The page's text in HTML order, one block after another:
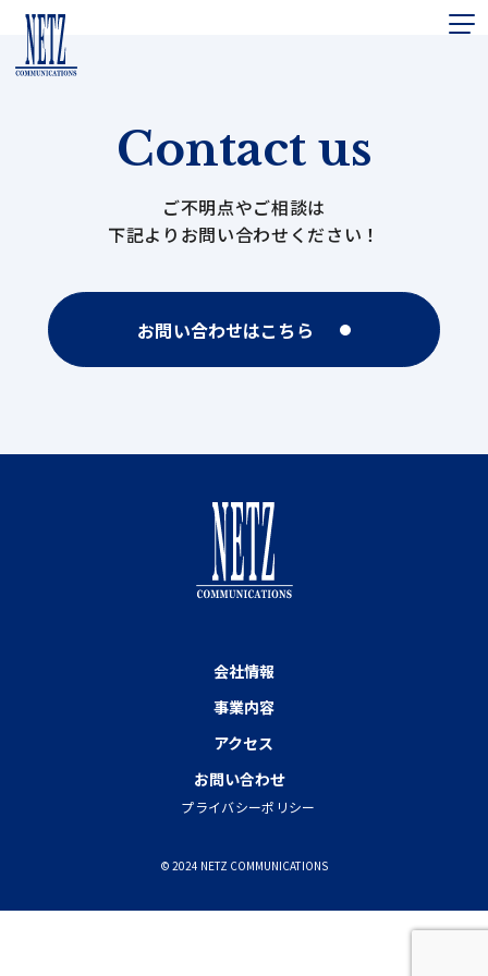
Contact us
ご不明点やご相談は
下記よりお問い合わせください！
お問い合わせはこちら
会社情報
事業内容
アクセス
お問い合わせ
プライバシーポリシー
© 2024 NETZ COMMUNICATIONS